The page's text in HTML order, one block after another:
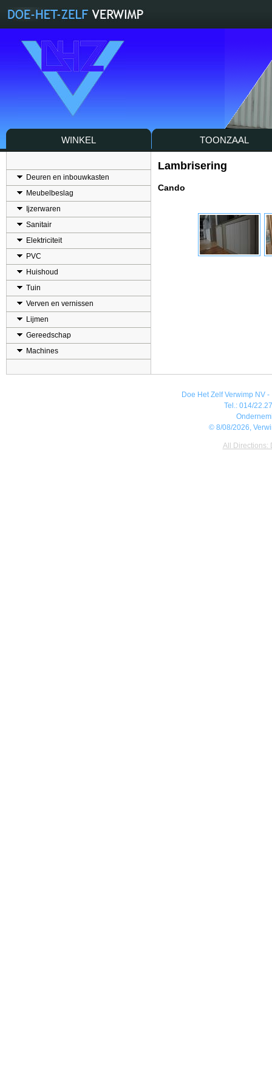
WINKEL TOONZAAL
Deuren en inbouwkasten
Meubelbeslag
Ijzerwaren
Sanitair
Elektriciteit
PVC
Huishoud
Tuin
Verven en vernissen
Lijmen
Gereedschap
Machines
Lambrisering
Cando
Doe Het Zelf Verwimp NV
Tel.: 014/
© 8/08/2026,
All Directions: